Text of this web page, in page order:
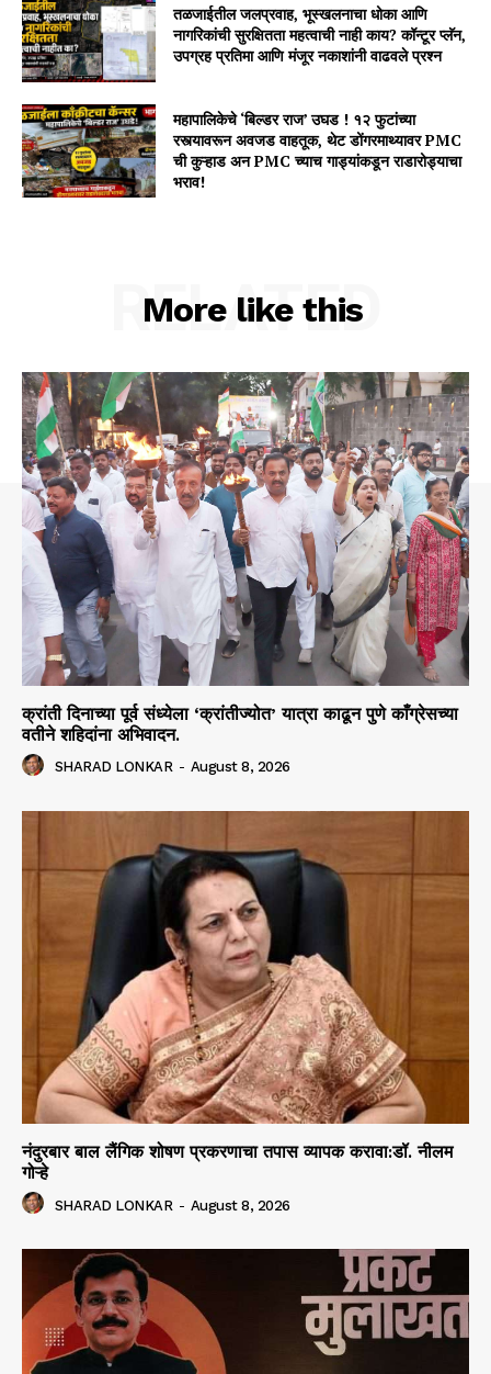
तळजाईतील जलप्रवाह, भूस्खलनाचा धोका आणि
नागरिकांची सुरक्षितता महत्वाची नाही काय? कॉन्टूर प्लॅन,
उपग्रह प्रतिमा आणि मंजूर नकाशांनी वाढवले प्रश्न
महापालिकेचे ‘बिल्डर राज’ उघड ! १२ फुटांच्या
रस्त्यावरून अवजड वाहतूक, थेट डोंगरमाथ्यावर PMC
ची कुऱ्हाड अन PMC च्याच गाड्यांकडून राडारोड्याचा
भराव!
More like this
RELATED
क्रांती दिनाच्या पूर्व संध्येला ‘क्रांतीज्योत’ यात्रा काढून पुणे काँग्रेसच्या
वतीने शहिदांना अभिवादन.
SHARAD LONKAR - August 8, 2026
नंदुरबार बाल लैंगिक शोषण प्रकरणाचा तपास व्यापक करावा:डॉ. नीलम
गोऱ्हे
SHARAD LONKAR - August 8, 2026